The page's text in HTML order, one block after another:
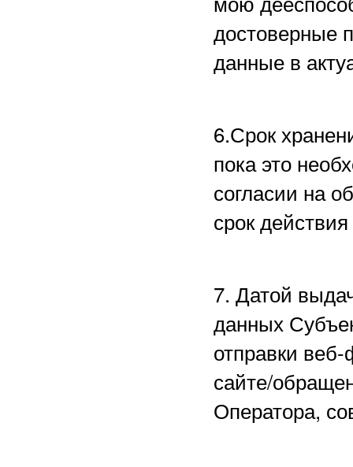
достоверные
данные в
6.Срок
пока это
согласии на
срок
7. Датой
данных
отправки
сайте/
Оператора,